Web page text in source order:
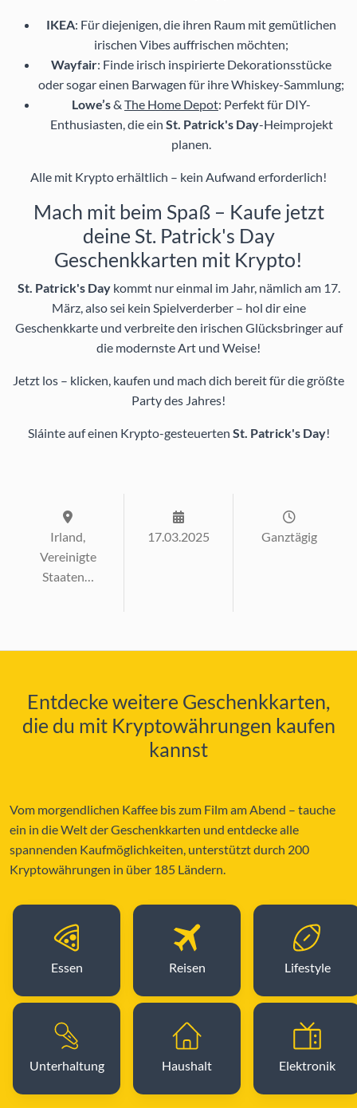
IKEA: Für diejenigen, die ihren Raum mit gemütlichen
irischen Vibes auffrischen möchten;
Wayfair: Finde irisch inspirierte Dekorationsstücke
oder sogar einen Barwagen für ihre Whiskey-Sammlung;
Lowe’s& The Home Depot: Perfekt für DIY-
Enthusiasten, die ein St. Patrick's Day-Heimprojekt
planen.
Alle mit Krypto erhältlich – kein Aufwand erforderlich!
Mach mit beim Spaß – Kaufe jetzt
deine St. Patrick's Day
Geschenkkarten mit Krypto!
St. Patrick's Daykommt nur einmal im Jahr, nämlich am 17.
März, also sei kein Spielverderber – hol dir eine
Geschenkkarte und verbreite den irischen Glücksbringer auf
die modernste Art und Weise!
Jetzt los – klicken, kaufen und mach dich bereit für die größte
Party des Jahres!
Sláinte auf einen Krypto-gesteuerten St. Patrick's Day!
Irland,
Vereinigte
Staaten…
17.03.2025 Ganztägig
Entdecke weitere Geschenkkarten,
die du mit Kryptowährungen kaufen
kannst
Vom morgendlichen Kaffee bis zum Film am Abend – tauche
ein in die Welt der Geschenkkarten und entdecke alle
spannenden Kaufmöglichkeiten, unterstützt durch 200
Kryptowährungen in über 185 Ländern.
Essen Reisen Lifestyle
Unterhaltung Haushalt Elektronik